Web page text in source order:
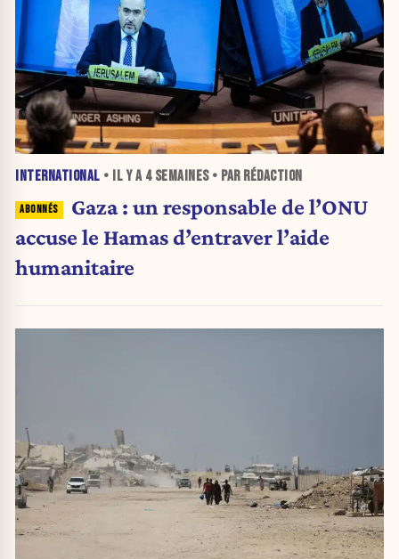
INTERNATIONAL • IL Y A 4 SEMAINES• PAR RÉDACTION
Gaza : un responsable de l’ONU
accuse le Hamas d’entraver l’aide
humanitaire